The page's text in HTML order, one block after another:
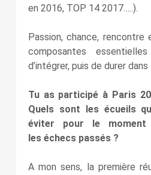
en 2016, TOP 14 2017…..).
Passion, chance,
composantes
d’intégrer, puis de durer dans
Tu as participé à Paris
Quels sont les écueils
éviter pour le moment
les échecs passés ?
A mon sens, la première